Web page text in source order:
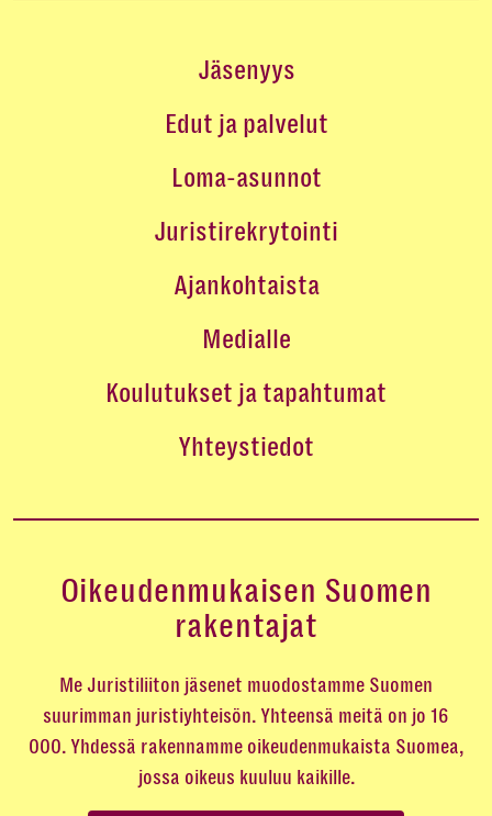
Jäsenyys
Edut ja palvelut
Loma-asunnot
Juristirekrytointi
Ajankohtaista
Medialle
Koulutukset ja tapahtumat
Yhteystiedot
Oikeudenmukaisen Suomen
rakentajat
Me Juristiliiton jäsenet muodostamme Suomen
suurimman juristiyhteisön. Yhteensä meitä on jo 16
000. Yhdessä rakennamme oikeudenmukaista Suomea,
jossa oikeus kuuluu kaikille.